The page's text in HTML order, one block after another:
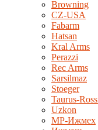
Browning
CZ-USA
Fabarm
Hatsan
Kral Arms
Perazzi
Rec Arms
Sarsilmaz
Stoeger
Taurus-
Uzkon
MP-Ижмех